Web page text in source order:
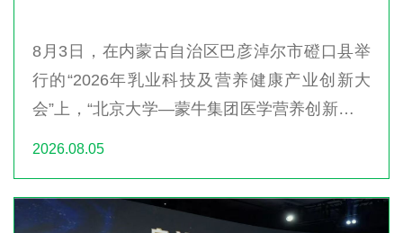
8月3日，在内蒙古自治区巴彦淖尔市磴口县举
行的“2026年乳业科技及营养健康产业创新大
会”上，“北京大学—蒙牛集团医学营养创新转化
2026.08.05